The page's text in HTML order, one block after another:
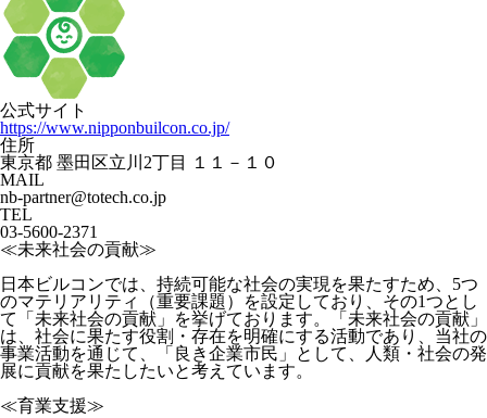
公式サイト
https://www.nipponbuilcon.co.jp/
住所
東京都 墨田区立川2丁目 １１－１０
MAIL
nb-partner@totech.co.jp
TEL
03-5600-2371
≪未来社会の貢献≫
日本ビルコンでは、持続可能な社会の実現を果たすため、5つ
のマテリアリティ（重要課題）を設定しており、その1つとし
て「未来社会の貢献」を挙げております。「未来社会の貢献」
は、社会に果たす役割・存在を明確にする活動であり、当社の
事業活動を通じて、「良き企業市民」として、人類・社会の発
展に貢献を果たしたいと考えています。
≪育業支援≫